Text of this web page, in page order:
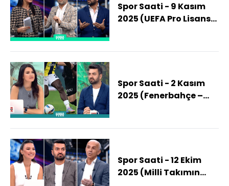
Spor Saati - 9 Kasım
2025 (UEFA Pro Lisansı
Spor Saati - 2 Kasım
2025 (Fenerbahçe –
Spor Saati - 12 Ekim
2025 (Milli Takımın